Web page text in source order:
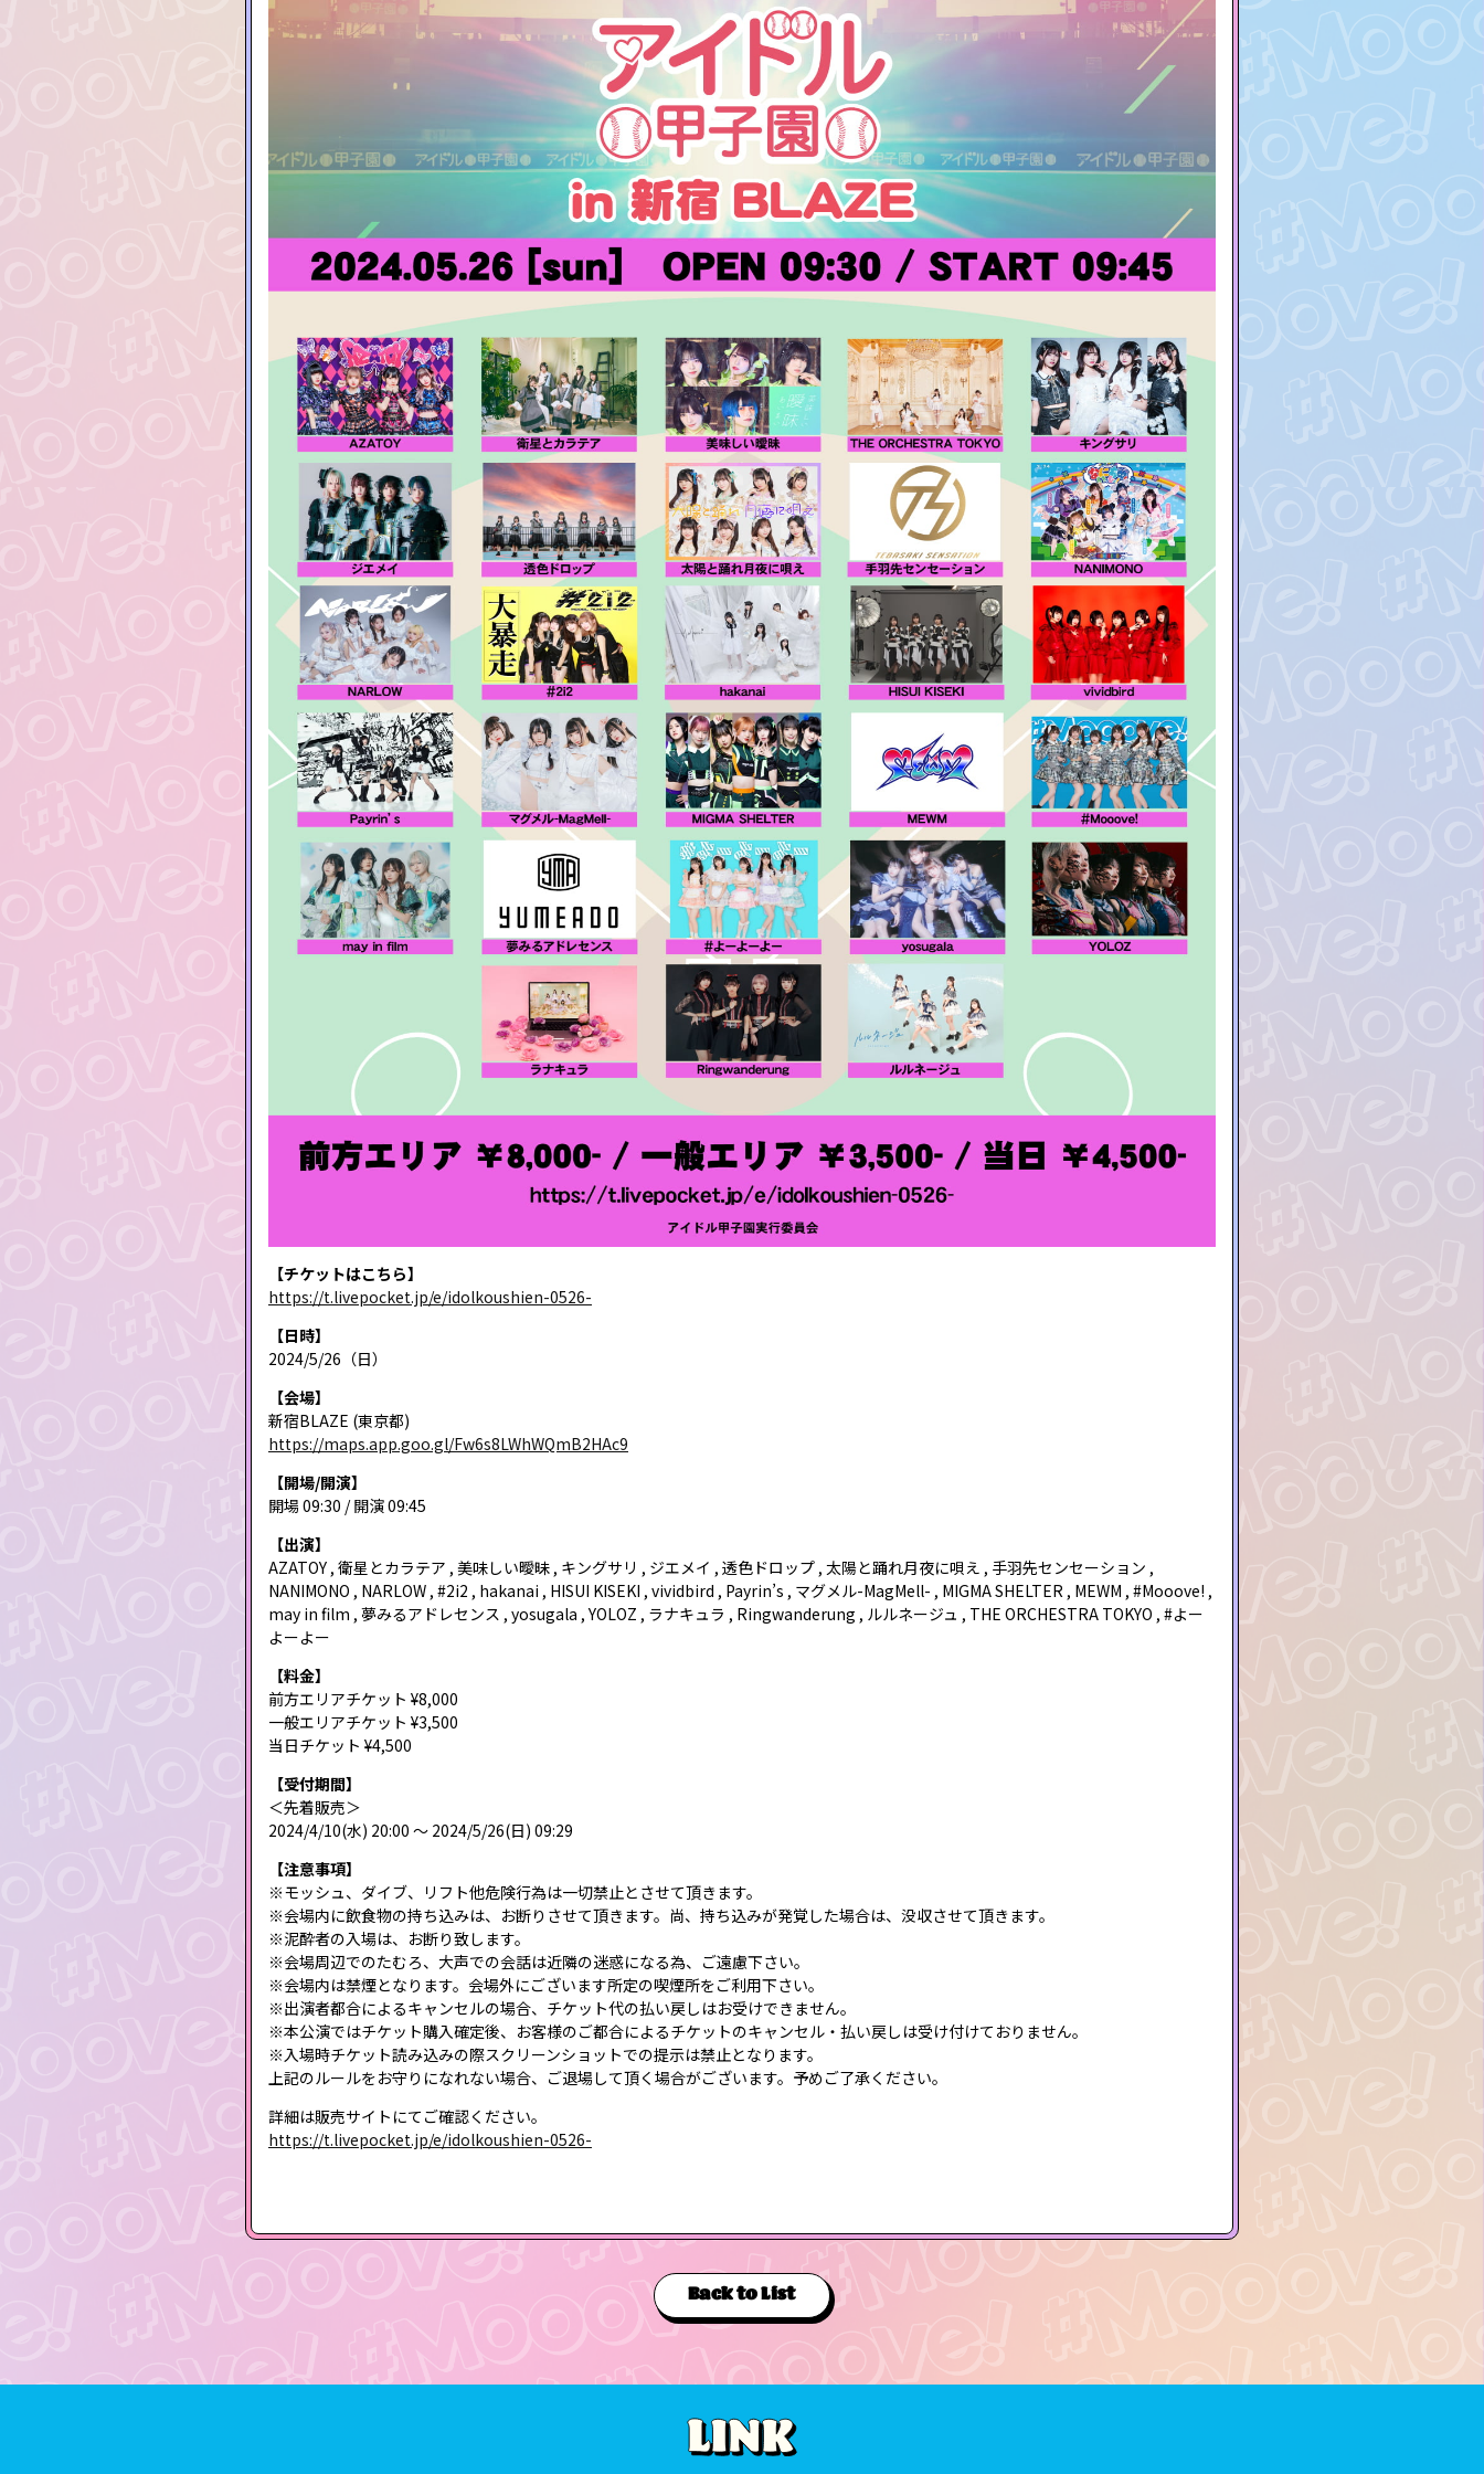
【チケットはこちら】
https://t.livepocket.jp/e/idolkoushien-0526-
【日時】
2024/5/26（日）
【会場】
新宿BLAZE (東京都)
https://maps.app.goo.gl/Fw6s8LWhWQmB2HAc9
【開場/開演】
開場 09:30 / 開演 09:45
【出演】
AZATOY , 衛星とカラテア , 美味しい曖昧 , キングサリ , ジエメイ , 透色ドロップ , 太陽と踊れ月夜に唄え , 手羽先センセーション ,
NANIMONO , NARLOW , #2i2 , hakanai , HISUI KISEKI , vividbird , Payrin’s , マグメル-MagMell- , MIGMA SHELTER , MEWM , #Mooove! ,
may in film , 夢みるアドレセンス , yosugala , YOLOZ , ラナキュラ , Ringwanderung , ルルネージュ , THE ORCHESTRA TOKYO , #よー
よーよー
【料金】
前方エリアチケット ¥8,000
一般エリアチケット ¥3,500
当日チケット ¥4,500
【受付期間】
＜先着販売＞
2024/4/10(水) 20:00 〜 2024/5/26(日) 09:29
【注意事項】
※モッシュ、ダイブ、リフト他危険行為は一切禁止とさせて頂きます。
※会場内に飲食物の持ち込みは、お断りさせて頂きます。尚、持ち込みが発覚した場合は、没収させて頂きます。
※泥酔者の入場は、お断り致します。
※会場周辺でのたむろ、大声での会話は近隣の迷惑になる為、ご遠慮下さい。
※会場内は禁煙となります。会場外にございます所定の喫煙所をご利用下さい。
※出演者都合によるキャンセルの場合、チケット代の払い戻しはお受けできません。
※本公演ではチケット購入確定後、お客様のご都合によるチケットのキャンセル・払い戻しは受け付けておりません。
※入場時チケット読み込みの際スクリーンショットでの提示は禁止となります。
上記のルールをお守りになれない場合、ご退場して頂く場合がございます。予めご了承ください。
詳細は販売サイトにてご確認ください。
https://t.livepocket.jp/e/idolkoushien-0526-
Back to List